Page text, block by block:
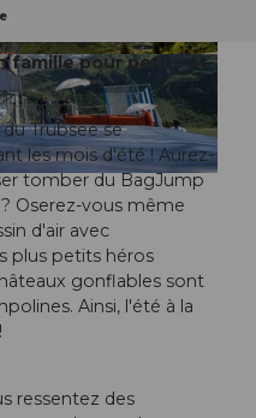
© ROGER GRUETTER |CC-BY-ND
la montagne plein
des
famille pour petits et
Trübsee se
les mois d'été ! Aurez-
tomber du BagJump
Oserez-vous même
d'air avec
plus petits héros
gonflables sont
Ainsi, l'été à la
ressentez des